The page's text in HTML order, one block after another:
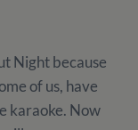
Night because
of us, have
karaoke. Now